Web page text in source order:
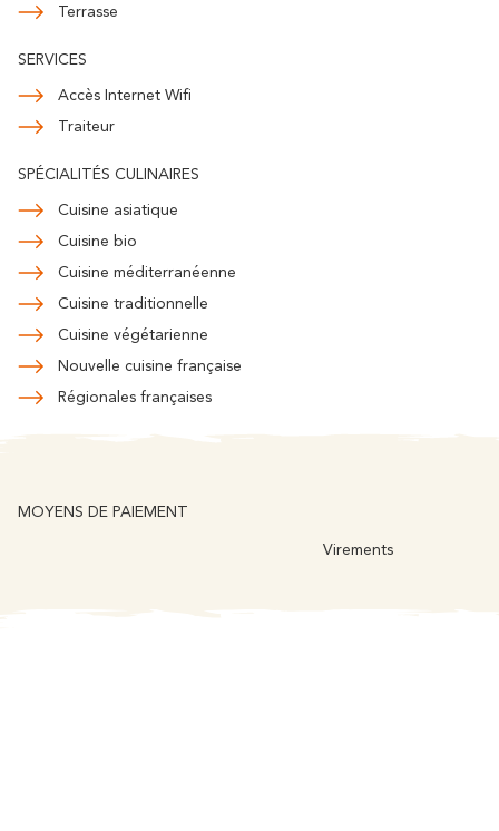
Terrasse
SERVICES
Accès Internet Wifi
Traiteur
SPÉCIALITÉS CULINAIRES
Cuisine asiatique
Cuisine bio
Cuisine méditerranéenne
Cuisine traditionnelle
Cuisine végétarienne
Nouvelle cuisine française
Régionales françaises
MOYENS DE PAIEMENT
Virements